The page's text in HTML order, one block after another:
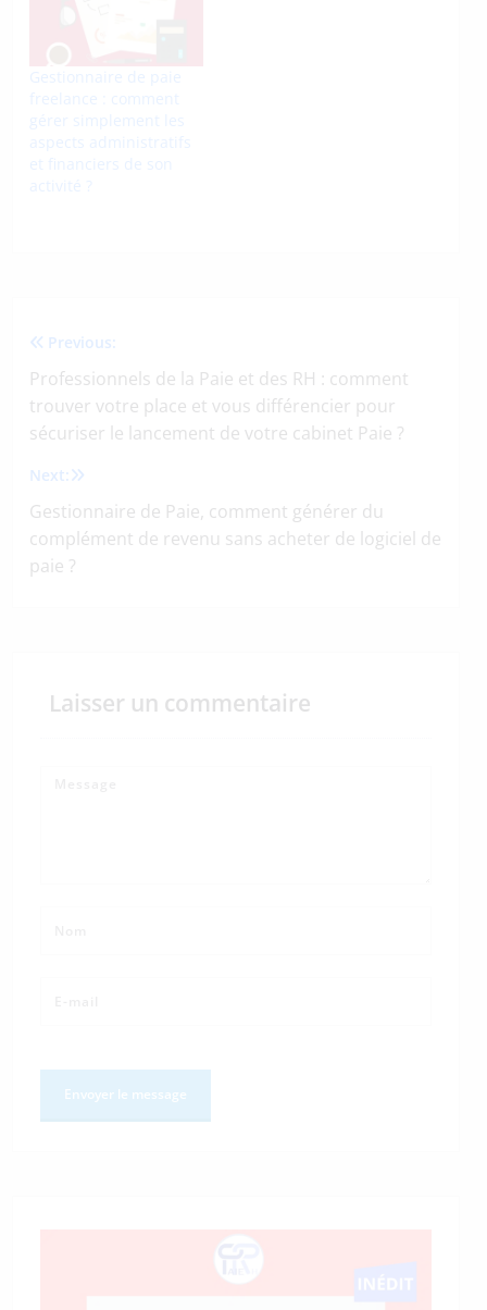
Gestionnaire de paie
freelance : comment
gérer simplement les
aspects administratifs
et financiers de son
activité ?
Navigation
de
l’article
Previous:
Professionnels de la Paie et des RH : comment
trouver votre place et vous différencier pour
sécuriser le lancement de votre cabinet Paie ?
Next:
Gestionnaire de Paie, comment générer du
complément de revenu sans acheter de logiciel de
paie ?
Laisser un commentaire